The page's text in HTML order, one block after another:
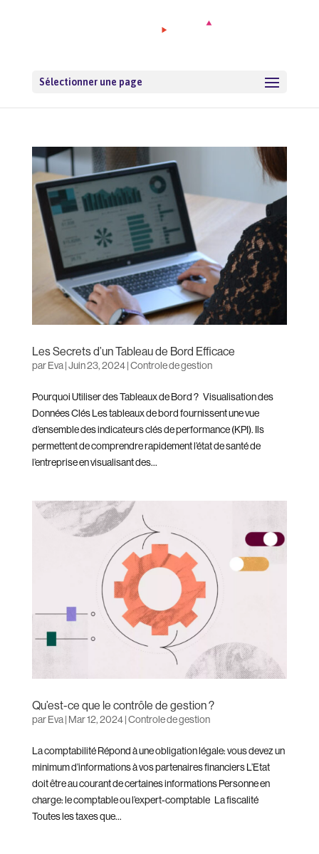
Sélectionner une page
Les Secrets d’un Tableau de Bord Efficace
parEva|Juin 23, 2024|Controle de gestion
Pourquoi Utiliser des Tableaux de Bord ? Visualisation des
Données Clés Les tableaux de bord fournissent une vue
d’ensemble des indicateurs clés de performance (KPI). Ils
permettent de comprendre rapidement l’état de santé de
l’entreprise en visualisant des...
Qu’est-ce que le contrôle de gestion ?
parEva| Mar 12, 2024|Controle de gestion
La comptabilité Répond à une obligation légale: vous devez un
minimum d’informations à vos partenaires financiers L’Etat
doit être au courant de certaines informations Personne en
charge: le comptable ou l’expert-comptable La fiscalité
Toutes les taxes que...